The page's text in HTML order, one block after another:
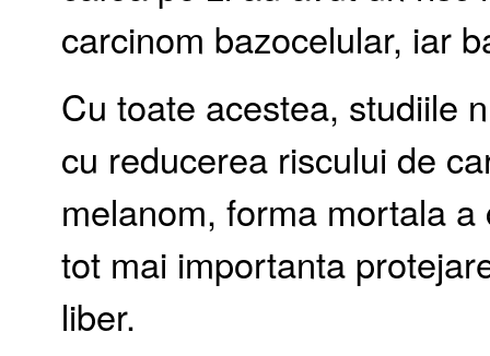
carcinom bazocelular, iar
Cu toate acestea, studiile
cu reducerea riscului de
melanom, forma mortala
tot mai importanta
liber.